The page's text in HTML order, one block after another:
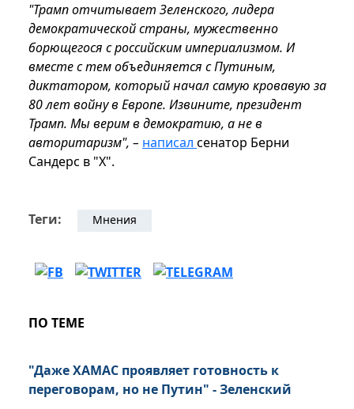
"Трамп отчитывает Зеленского, лидера
демократической страны, мужественно
борющегося с российским империализмом. И
вместе с тем объединяется с Путиным,
диктатором, который начал самую кровавую за
80 лет войну в Европе. Извините, президент
Трамп. Мы верим в демократию, а не в
авторитаризм", – написал сенатор Берни
Сандерс в "Х".
Теги: Мнения
ПО ТЕМЕ
"Даже ХАМАС проявляет готовность к
переговорам, но не Путин" - Зеленский